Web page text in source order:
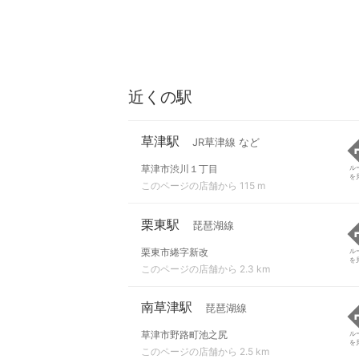
近くの駅
草津駅 JR草津線 など
草津市渋川１丁目
このページの店舗から 115 m
ル
を
栗東駅 琵琶湖線
栗東市綣字新改
このページの店舗から 2.3 km
ル
を
南草津駅 琵琶湖線
草津市野路町池之尻
このページの店舗から 2.5 km
ル
を